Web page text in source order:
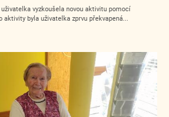
vyzkoušela novou aktivitu pomocí
byla uživatelka zprvu překvapená...